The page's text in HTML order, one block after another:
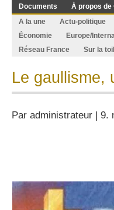
Documents
À propos de
A la une
Actu-politique
Économie
Europe/
Réseau France
Sur la
Le gaullisme,
Par administrateur | 9.